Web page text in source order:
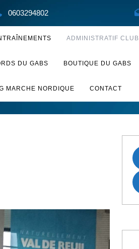
0603294802
ADMINISTRATIF CLUB
DU GABS BOUTIQUE DU GABS
MARCHE NORDIQUE CONTACT